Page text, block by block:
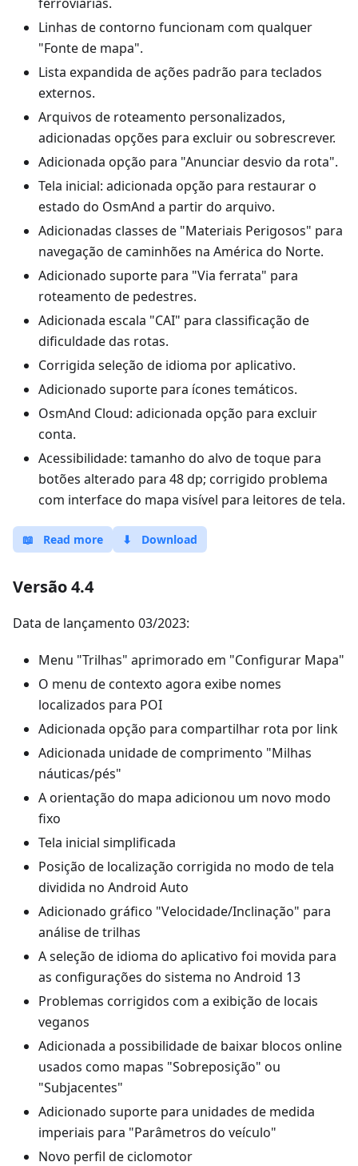
Linhas de contorno funcionam com qualquer
"Fonte de mapa".
Lista expandida de ações padrão para teclados
externos.
Arquivos de roteamento personalizados,
adicionadas opções para excluir ou sobrescrever.
Adicionada opção para "Anunciar desvio da rota".
Tela inicial: adicionada opção para restaurar o
estado do OsmAnd a partir do arquivo.
Adicionadas classes de "Materiais Perigosos" para
navegação de caminhões na América do Norte.
Adicionado suporte para "Via ferrata" para
roteamento de pedestres.
Adicionada escala "CAI" para classificação de
dificuldade das rotas.
Corrigida seleção de idioma por aplicativo.
Adicionado suporte para ícones temáticos.
OsmAnd Cloud: adicionada opção para excluir
conta.
Acessibilidade: tamanho do alvo de toque para
botões alterado para 48 dp; corrigido problema
com interface do mapa visível para leitores de tela.
📖 Read more ⬇ Download
Versão 4.4
Data de lançamento 03/2023:
Menu "Trilhas" aprimorado em "Configurar Mapa"
O menu de contexto agora exibe nomes
localizados para POI
Adicionada opção para compartilhar rota por link
Adicionada unidade de comprimento "Milhas
náuticas/pés"
A orientação do mapa adicionou um novo modo
fixo
Tela inicial simplificada
Posição de localização corrigida no modo de tela
dividida no Android Auto
Adicionado gráfico "Velocidade/Inclinação" para
análise de trilhas
A seleção de idioma do aplicativo foi movida para
as configurações do sistema no Android 13
Problemas corrigidos com a exibição de locais
veganos
Adicionada a possibilidade de baixar blocos online
usados como mapas "Sobreposição" ou
"Subjacentes"
Adicionado suporte para unidades de medida
imperiais para "Parâmetros do veículo"
Novo perfil de ciclomotor